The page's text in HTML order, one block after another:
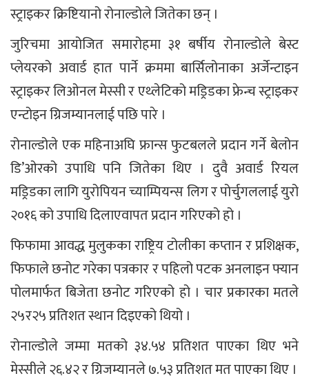
स्ट्राइकर क्रिष्टियानो रोनाल्डोले जितेका छन् ।
जुरिचमा आयोजित समारोहमा ३१ बर्षीय रोनाल्डोले बेस्ट
प्लेयरको अवार्ड हात पार्ने क्रममा बार्सिलोनाका अर्जेन्टाइन
स्ट्राइकर लिओनल मेस्सी र एथ्लेटिको मड्रिडका फ्रेन्च स्ट्राइकर
एन्टोइन ग्रिजम्यानलाई पछि पारे ।
रोनाल्डोले एक महिनाअघि फ्रान्स फुटबलले प्रदान गर्ने बेलोन
डि’ओरको उपाधि पनि जितेका थिए । दुवै अवार्ड रियल
मड्रिडका लागि युरोपियन च्याम्पियन्स लिग र पोर्चुगललाई युरो
२०१६ को उपाधि दिलाएवापत प्रदान गरिएको हो ।
फिफामा आवद्ध मुलुकका राष्ट्रिय टोलीका कप्तान र प्रशिक्षक,
फिफाले छनोट गरेका पत्रकार र पहिलो पटक अनलाइन फ्यान
पोलमार्फत बिजेता छनोट गरिएको हो । चार प्रकारका मतले
२५र२५ प्रतिशत स्थान दिइएको थियो ।
रोनाल्डोले जम्मा मतको ३४.५४ प्रतिशत पाएका थिए भने
मेस्सीले २६.४२ र ग्रिजम्यानले ७.५३ प्रतिशत मत पाएका थिए ।